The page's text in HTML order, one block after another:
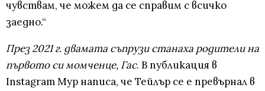
чувствам, че можем да се справим с всичко
заедно.“
През 2021 г. двамата съпрузи станаха родители на
първото си момченце, Гас. В публикация в
Instagram Мур написа, че Тейлър се е превърнал в